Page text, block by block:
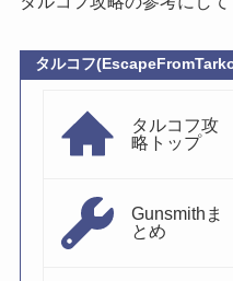
タルコフ
タルコフ攻
略トップ
Gunsmithま
とめ